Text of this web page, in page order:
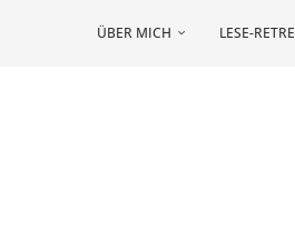
ÜBER MICH LESE-